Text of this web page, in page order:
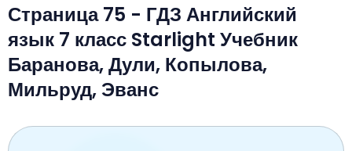
Русский язык
Литературное чтение
Окружающий мир
Математика
Английский язык
Информатика
3 класс
Музыка
Окружающий мир
4 класс
Английский язык
5 класс
Страница 75 - ГДЗ Английский
язык 7 класс Starlight Учебник
Баранова, Дули, Копылова,
Мильруд, Эванс